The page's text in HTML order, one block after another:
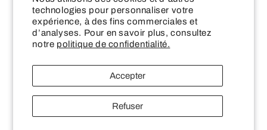
technologies pour personnaliser votre
expérience, à des fins commerciales et
d’analyses. Pour en savoir plus, consultez
notre politique de confidentialité.
Accepter
Refuser
Promotion Promotion
SUR VOTRE PREMIÈRE COMMANDE CHEZ
LES WONDERLANDS
First Name